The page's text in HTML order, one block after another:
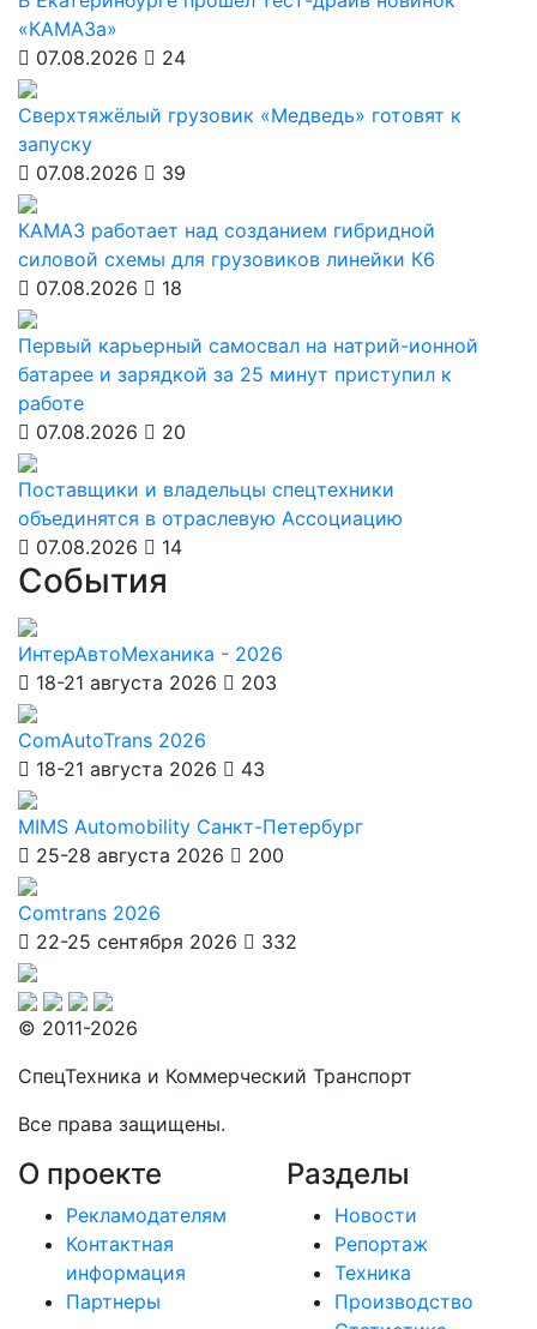
«КАМАЗа»
07.08.2026
24
Сверхтяжёлый грузовик «Медведь» готовят к
запуску
07.08.2026
39
КАМАЗ работает над созданием гибридной
силовой схемы для грузовиков линейки К6
07.08.2026
18
Первый карьерный самосвал на натрий-ионной
батарее и зарядкой за 25 минут приступил к
работе
07.08.2026
20
Поставщики и владельцы спецтехники
объединятся в отраслевую Ассоциацию
07.08.2026
14
События
ИнтерАвтоМеханика - 2026
18-21 августа 2026
203
ComAutoTrans 2026
18-21 августа 2026
43
MIMS Automobility Санкт-Петербург
25-28 августа 2026
200
Comtrans 2026
22-25 сентября 2026
332
© 2011-2026
СпецТехника и Коммерческий Транспорт
Все права защищены.
О проекте
Рекламодателям
Контактная
информация
Партнеры
Разделы
Новости
Репортаж
Техника
Производство